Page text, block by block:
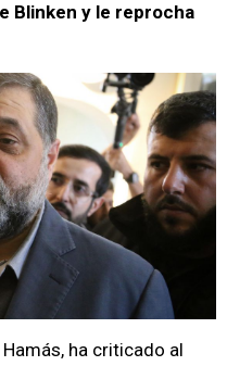
Blinken y le reprocha
ha criticado al